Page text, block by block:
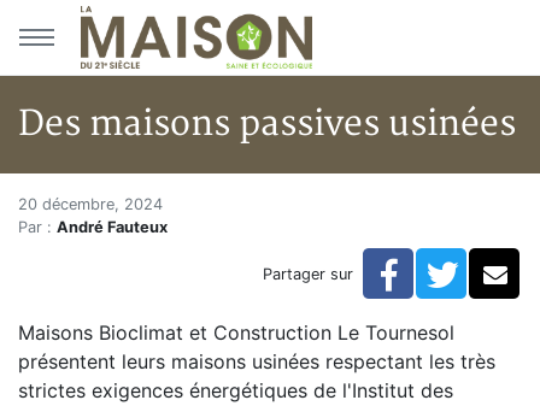
Aller au menu principal
Aller au contenu principal
Des maisons passives usinées
Accueil
Articles
Des maisons passives usinées
20 décembre, 2024
Par : André Fauteux
Partager sur Facebook
Maisons Bioclimat et Construction Le Tournesol
présentent leurs maisons usinées respectant les très
strictes exigences énergétiques de l'Institut des